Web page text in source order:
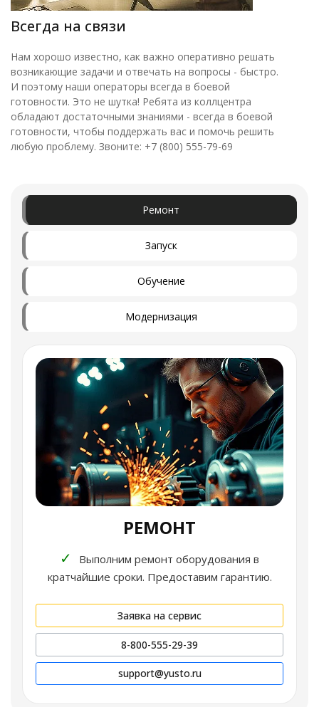
Всегда на связи
Нам хорошо известно, как важно оперативно решать
возникающие задачи и отвечать на вопросы - быстро.
И поэтому наши операторы всегда в боевой
готовности. Это не шутка! Ребята из коллцентра
обладают достаточными знаниями - всегда в боевой
готовности, чтобы поддержать вас и помочь решить
любую проблему. Звоните: +7 (800) 555-79-69
Ремонт
Запуск
Обучение
Модернизация
РЕМОНТ
✓
Выполним ремонт оборудования в
кратчайшие сроки. Предоставим гарантию.
Заявка на сервис
8-800-555-29-39
support@yusto.ru